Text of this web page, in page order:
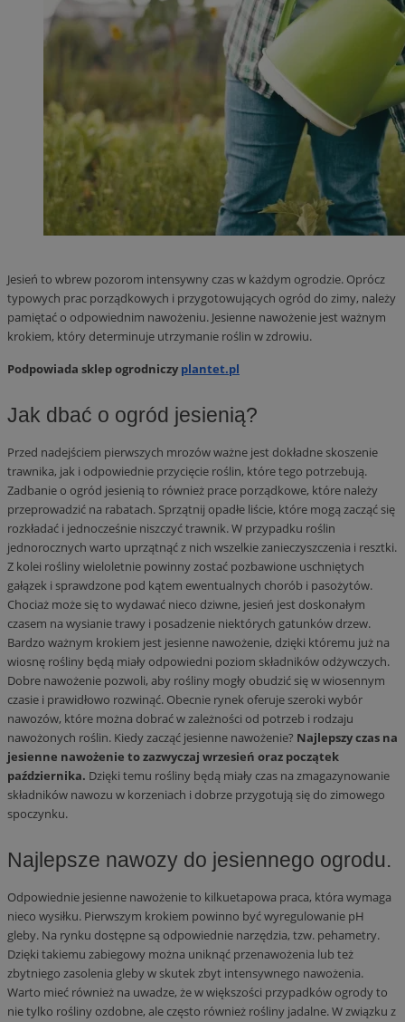
Jesień to wbrew pozorom intensywny czas w każdym ogrodzie. Oprócz
typowych prac porządkowych i przygotowujących ogród do zimy, należy
pamiętać o odpowiednim nawożeniu. Jesienne nawożenie jest ważnym
krokiem, który determinuje utrzymanie roślin w zdrowiu.
Podpowiada sklep ogrodniczy plantet.pl
Jak dbać o ogród jesienią?
Przed nadejściem pierwszych mrozów ważne jest dokładne skoszenie
trawnika, jak i odpowiednie przycięcie roślin, które tego potrzebują.
Zadbanie o ogród jesienią to również prace porządkowe, które należy
przeprowadzić na rabatach. Sprzątnij opadłe liście, które mogą zacząć się
rozkładać i jednocześnie niszczyć trawnik. W przypadku roślin
jednorocznych warto uprzątnąć z nich wszelkie zanieczyszczenia i resztki.
Z kolei rośliny wieloletnie powinny zostać pozbawione uschniętych
gałązek i sprawdzone pod kątem ewentualnych chorób i pasożytów.
Chociaż może się to wydawać nieco dziwne, jesień jest doskonałym
czasem na wysianie trawy i posadzenie niektórych gatunków drzew.
Bardzo ważnym krokiem jest jesienne nawożenie, dzięki któremu już na
wiosnę rośliny będą miały odpowiedni poziom składników odżywczych.
Dobre nawożenie pozwoli, aby rośliny mogły obudzić się w wiosennym
czasie i prawidłowo rozwinąć. Obecnie rynek oferuje szeroki wybór
nawozów, które można dobrać w zależności od potrzeb i rodzaju
nawożonych roślin. Kiedy zacząć jesienne nawożenie? Najlepszy czas na
jesienne nawożenie to zazwyczaj wrzesień oraz początek
października. Dzięki temu rośliny będą miały czas na zmagazynowanie
składników nawozu w korzeniach i dobrze przygotują się do zimowego
spoczynku.
Najlepsze nawozy do jesiennego ogrodu.
Odpowiednie jesienne nawożenie to kilkuetapowa praca, która wymaga
nieco wysiłku. Pierwszym krokiem powinno być wyregulowanie pH
gleby. Na rynku dostępne są odpowiednie narzędzia, tzw. pehametry.
Dzięki takiemu zabiegowy można uniknąć przenawożenia lub też
zbytniego zasolenia gleby w skutek zbyt intensywnego nawożenia.
Warto mieć również na uwadze, że w większości przypadków ogrody to
nie tylko rośliny ozdobne, ale często również rośliny jadalne. W związku z